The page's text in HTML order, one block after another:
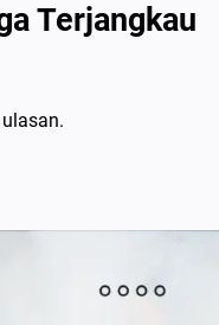
Terjangkau